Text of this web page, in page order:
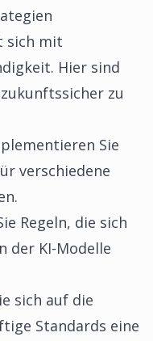
sich mit
Hier sind
zu
Sie
verschiedene
Regeln, die sich
der KI-Modelle
sich auf die
Standards eine